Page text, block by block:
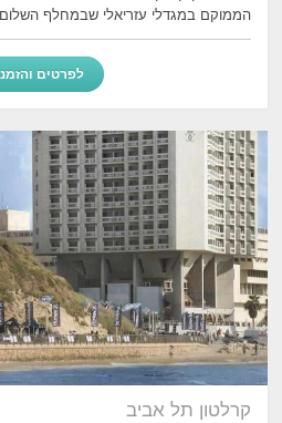
הממוקם במגדלי עזריאלי שבמחלף
לפרטים
קרלטון תל אביב